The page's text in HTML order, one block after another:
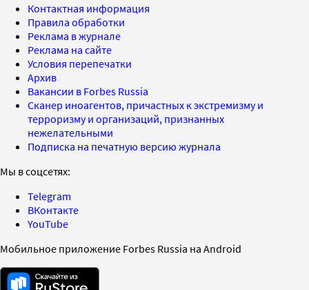
Контактная информация
Правила обработки
Реклама в журнале
Реклама на сайте
Условия перепечатки
Архив
Вакансии в Forbes Russia
Сканер иноагентов, причастных к экстремизму и
терроризму и организаций, признанных
нежелательными
Подписка на печатную версию журнала
Мы в соцсетях:
Telegram
ВКонтакте
YouTube
Мобильное приложение Forbes Russia на Android